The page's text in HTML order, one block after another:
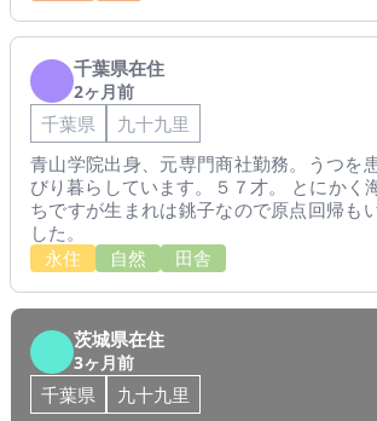
千葉県在住
2ヶ月前
千葉県
九十九里
青山学院出身、元専門商社勤務。うつを
びり暮らしています。５７才。 とにかく
ちですが生まれは銚子なので原点回帰も
した。
永住
自然 田舎
茨城県在住
3ヶ月前
千葉県
九十九里